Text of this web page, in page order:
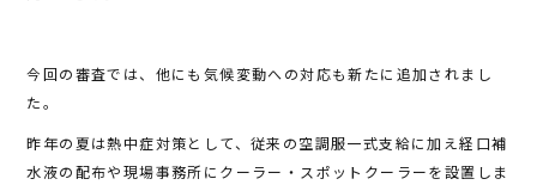
今回の審査では、他にも気候変動への対応も新たに追加されまし
た。
昨年の夏は熱中症対策として、従来の空調服一式支給に加え経口補
水液の配布や現場事務所にクーラー・スポットクーラーを設置しま